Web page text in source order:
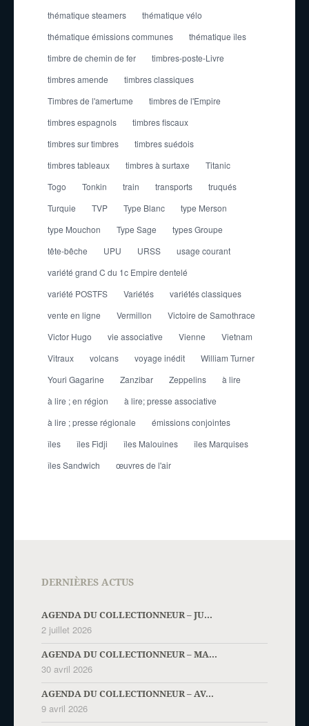
thématique steamers
thématique vélo
thématique émissions communes
thématique îles
timbre de chemin de fer
timbres-poste-Livre
timbres amende
timbres classiques
Timbres de l'amertume
timbres de l'Empire
timbres espagnols
timbres fiscaux
timbres sur timbres
timbres suédois
timbres tableaux
timbres à surtaxe
Titanic
Togo
Tonkin train transports
truqués
Turquie
TVP Type Blanc
type Merson
type Mouchon
Type Sage
types Groupe
tête-bêche
UPU URSS
usage courant
variété grand C du 1c Empire dentelé
variété POSTFS
Variétés
variétés classiques
vente en ligne
Vermillon
Victoire de Samothrace
Victor Hugo
vie associative Vienne
Vietnam
Vitraux
volcans voyage inédit
William Turner
Youri Gagarine
Zanzibar Zeppelins
à lire
à lire ; en région
à lire; presse associative
à lire ; presse régionale
émissions conjointes
îles
îles Fidji îles Malouines
îles Marquises
îles Sandwich
œuvres de l'air
DERNIÈRES ACTUS
AGENDA DU COLLECTIONNEUR – JU...
2 juillet 2026
AGENDA DU COLLECTIONNEUR – MA...
30 avril 2026
AGENDA DU COLLECTIONNEUR – AV...
9 avril 2026